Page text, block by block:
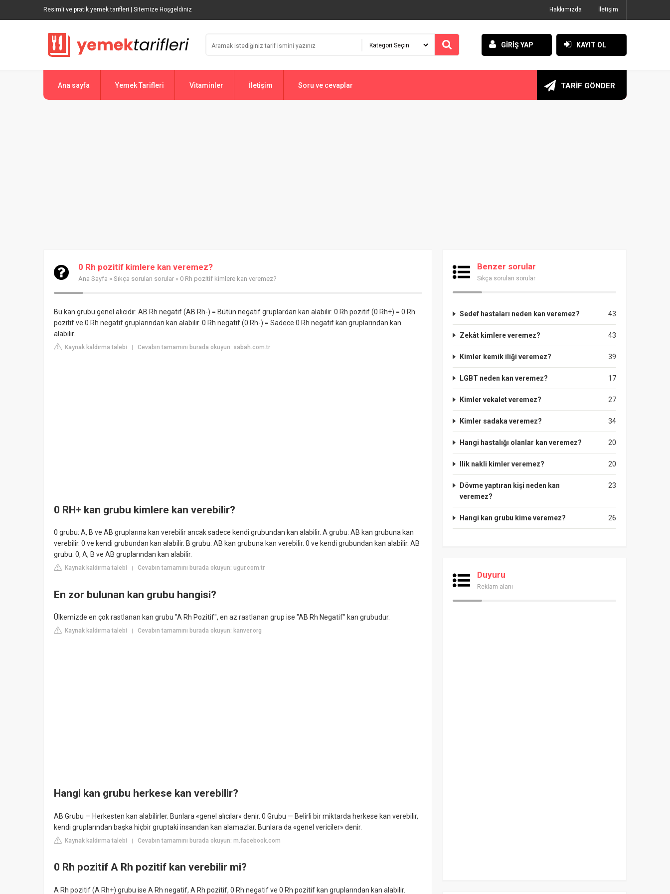
Resimli ve pratik yemek tarifleri | Sitemize Hoşgeldiniz Hakkımızda İletişim
GİRİŞ YAP KAYIT OL
Ana sayfa Yemek Tarifleri Vitaminler İletişim Soru ve cevaplar TARİF GÖNDER
0 Rh pozitif kimlere kan veremez?
Ana Sayfa » Sıkça sorulan sorular » 0 Rh pozitif kimlere kan veremez?
Bu kan grubu genel alıcıdır. AB Rh negatif (AB Rh-) = Bütün negatif gruplardan kan alabilir. 0 Rh pozitif (0 Rh+) = 0 Rh
pozitif ve 0 Rh negatif gruplarından kan alabilir. 0 Rh negatif (0 Rh-) = Sadece 0 Rh negatif kan gruplarından kan
alabilir.
Kaynak kaldırma talebi | Cevabın tamamını burada okuyun: sabah.com.tr
0 RH+ kan grubu kimlere kan verebilir?
0 grubu: A, B ve AB gruplarına kan verebilir ancak sadece kendi grubundan kan alabilir. A grubu: AB kan grubuna kan
verebilir. 0 ve kendi grubundan kan alabilir. B grubu: AB kan grubuna kan verebilir. 0 ve kendi grubundan kan alabilir. AB
grubu: 0, A, B ve AB gruplarından kan alabilir.
Kaynak kaldırma talebi Cevabın tamamını burada okuyun: ugur.com.tr
En zor bulunan kan grubu hangisi?
Ülkemizde en çok rastlanan kan grubu "A Rh Pozitif", en az rastlanan grup ise "AB Rh Negatif" kan grubudur.
Kaynak kaldırma talebi Cevabın tamamını burada okuyun: kanver.org
Hangi kan grubu herkese kan verebilir?
AB Grubu — Herkesten kan alabilirler. Bunlara «genel alıcılar» denir. 0 Grubu — Belirli bir miktarda herkese kan verebilir,
kendi gruplarından başka hiçbir gruptaki insandan kan alamazlar. Bunlara da «genel vericiler» denir.
Kaynak kaldırma talebi | Cevabın tamamını burada okuyun: m.facebook.com
0 Rh pozitif A Rh pozitif kan verebilir mi?
A Rh pozitif (A Rh+) grubu ise A Rh negatif, A Rh pozitif, 0 Rh negatif ve 0 Rh pozitif kan gruplarından kan alabilir.
Benzer sorular
Sıkça sorulan sorular
43
Sedef hastaları neden kan veremez?
43
Zekât kimlere veremez?
39
Kimler kemik iliği veremez?
17
LGBT neden kan veremez?
27
Kimler vekalet veremez?
34
Kimler sadaka veremez?
20
Hangi hastalığı olanlar kan veremez?
20
Ilik nakli kimler veremez?
23
Dövme yaptıran kişi neden kan
veremez?
26
Hangi kan grubu kime veremez?
Duyuru
Reklam alanı